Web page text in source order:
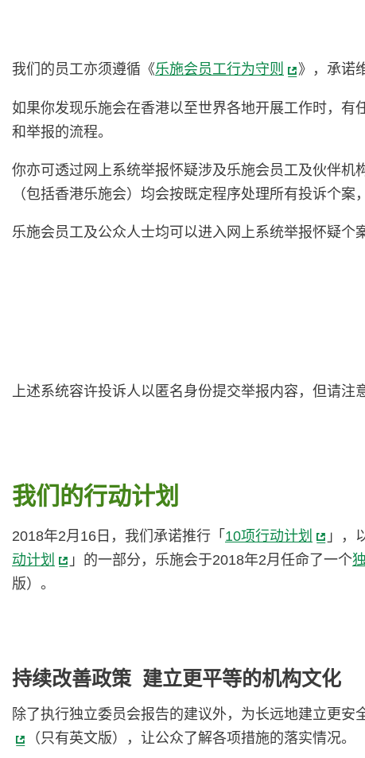
我们的员工亦须遵循《乐施会员工行为守则 》，承诺
如果你发现乐施会在香港以至世界各地开展工作时，
和举报的流程。
你亦可透过网上系统举报怀疑涉及乐施会员工及伙伴
（包括香港乐施会）均会按既定程序处理所有投诉个案
乐施会员工及公众人士均可以进入网上系统举报怀疑个案
上述系统容许投诉人以匿名身份提交举报内容，但请
我们的行动计划
2018年2月16日，我们承诺推行「 10项行动计划 」，
动计划
」的一部分，乐施会于2018年2月任命了一个
版）。
持续改善政策 建立更平等的机构文化
除了执行独立委员会报告的建议外，为长远地建立更
（只有英文版），让公众了解各项措施的落实情况。